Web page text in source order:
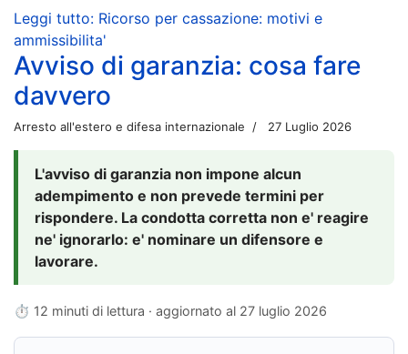
Leggi tutto: Ricorso per cassazione: motivi e
ammissibilita'
Avviso di garanzia: cosa fare
davvero
Arresto all'estero e difesa internazionale 27 Luglio 2026
L'avviso di garanzia non impone alcun
adempimento e non prevede termini per
rispondere. La condotta corretta non e' reagire
ne' ignorarlo: e' nominare un difensore e
lavorare.
⏱ 12 minuti di lettura · aggiornato al 27 luglio 2026